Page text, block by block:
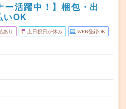
ー活躍中！】梱包・出
いOK
あり 土日祝日が休み WEB登録OK